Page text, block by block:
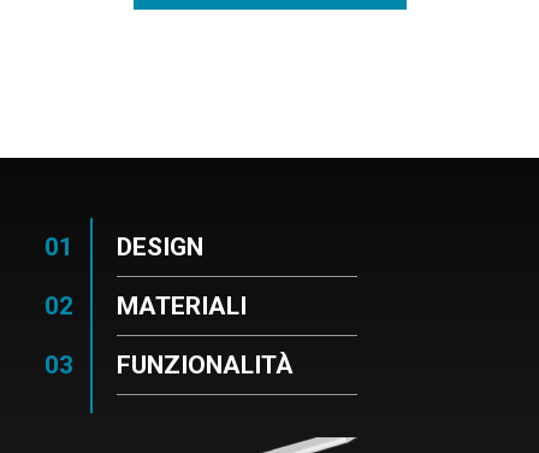
DESIGN
MATERIALI
FUNZIONALITÀ